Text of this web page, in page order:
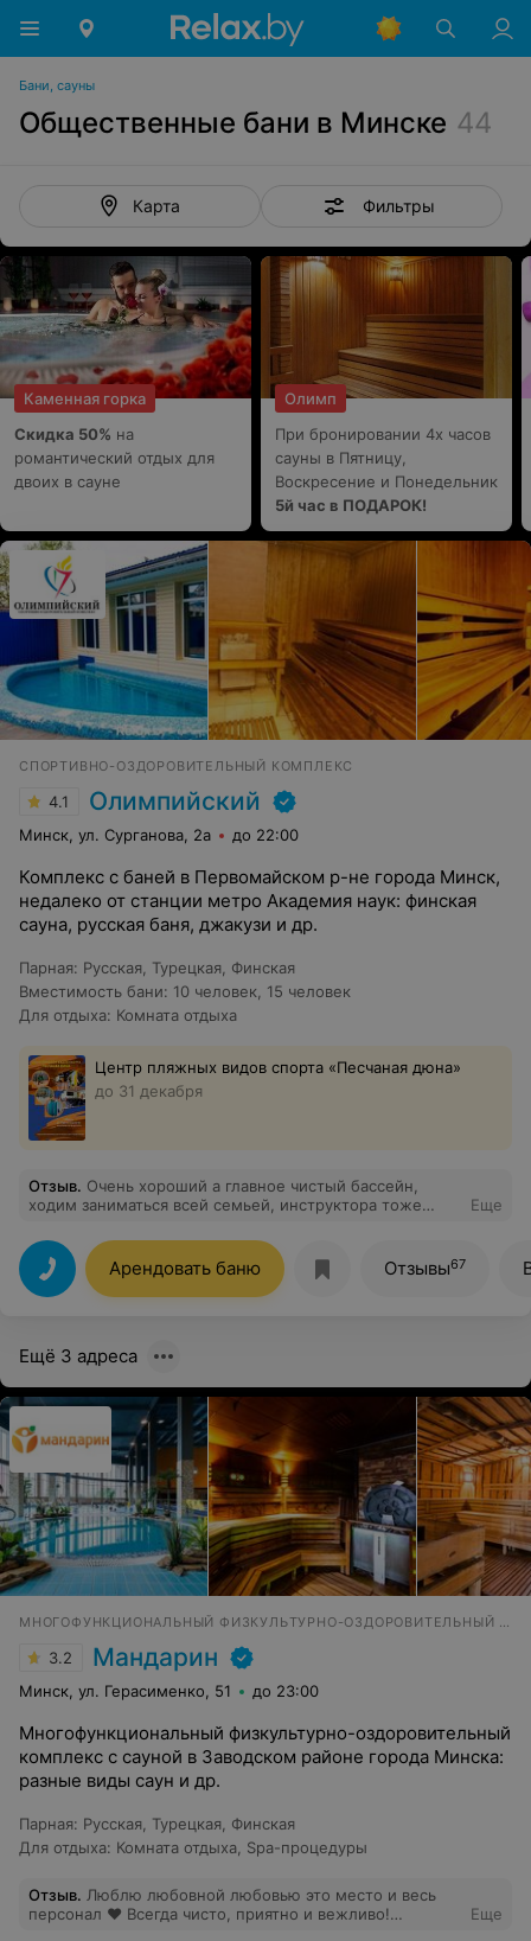
Бани, сауны
Общественные бани в Минске 44
Карта Фильтры
Каменная горка
Скидка 50% на
романтический отдых для
двоих в сауне
Олимп
При бронировании 4х часов
сауны в Пятницу,
Воскресение и Понедельник
5й час в ПОДАРОК!
СПОРТИВНО-ОЗДОРОВИТЕЛЬНЫЙ КОМПЛЕКС
4.1 Олимпийский
Минск, ул. Сурганова, 2а до 22:00
Комплекс с баней в Первомайском р-не города Минск,
недалеко от станции метро Академия наук: финская
сауна, русская баня, джакузи и др.
Парная: Русская Турецкая Финская
Вместимость бани: 10 человек 15 человек
Для отдыха: Комната отдыха
Центр пляжных видов спорта «‎Песчаная дюна»
до 31 декабря
Отзыв. Очень хороший а главное чистый бассейн,
ходим заниматься всей семьей, инструктора тоже
Советую!
Еще
Арендовать баню Отзывы67
Ещё 3 адреса
МНОГОФУНКЦИОНАЛЬНЫЙ ФИЗКУЛЬТУРНО-ОЗДОРОВИТЕЛЬНЫЙ КОМПЛЕКС
3.2 Мандарин
Минск, ул. Герасименко, 51 до 23:00
Многофункциональный физкультурно-оздоровительный
комплекс с сауной в Заводском районе города Минска:
разные виды саун и др.
Парная: Русская, Турецкая, Финская
Для отдыха: Комната отдыха, Spa-процедуры
Отзыв. Люблю любовной любовью это место и весь
персонал ♥️ Всегда чисто, приятно и вежливо!
Еще